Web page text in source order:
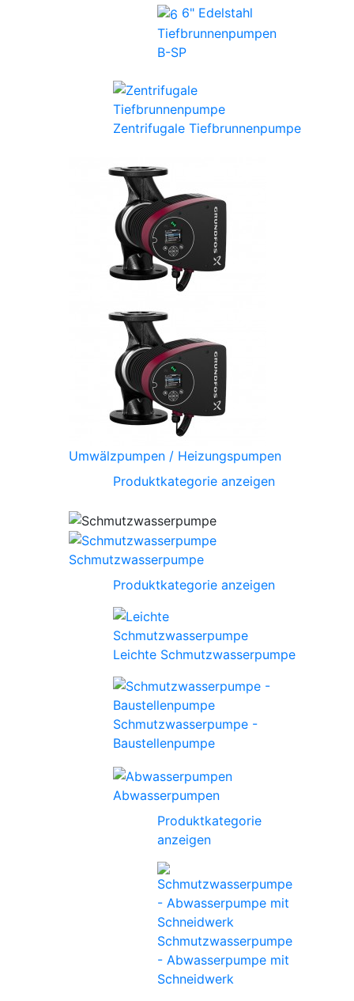
6" Edelstahl
Tiefbrunnenpumpen
B-SP
Zentrifugale Tiefbrunnenpumpe
Umwälzpumpen / Heizungspumpen
Produktkategorie anzeigen
Schmutzwasserpumpe
Produktkategorie anzeigen
Leichte Schmutzwasserpumpe
Schmutzwasserpumpe -
Baustellenpumpe
Abwasserpumpen
Produktkategorie
anzeigen
Schmutzwasserpumpe
- Abwasserpumpe mit
Schneidwerk